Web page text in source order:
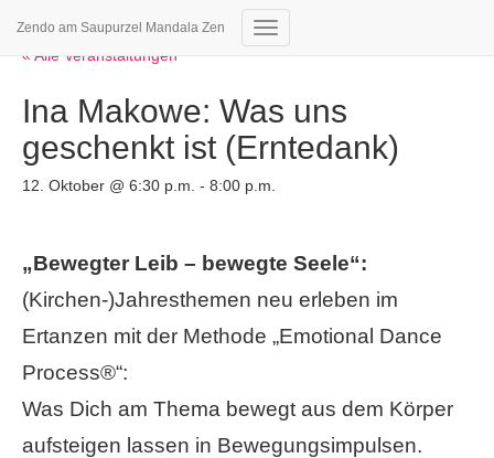
Zendo am Saupurzel Mandala Zen
Navigation
« Alle Veranstaltungen
Ina Makowe: Was uns
geschenkt ist (Erntedank)
12. Oktober @ 6:30 p.m. - 8:00 p.m.
„Bewegter Leib – bewegte Seele“:
(Kirchen-)Jahresthemen neu erleben im
Ertanzen mit der Methode „Emotional Dance
Process®“:
Was Dich am Thema bewegt aus dem Körper
aufsteigen lassen in Bewegungsimpulsen.